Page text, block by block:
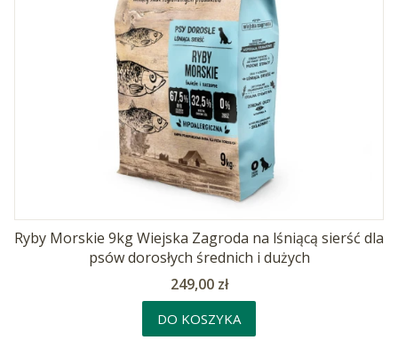
Ryby Morskie 9kg Wiejska Zagroda na lśniącą sierść dla
psów dorosłych średnich i dużych
Cena
249,00 zł
DO KOSZYKA